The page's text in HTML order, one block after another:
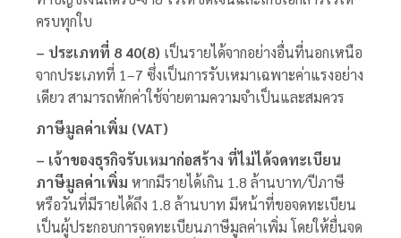
ครบทุกใบ
– ประเภทที่ 8 40(8) เป็นรายได้จากอย่างอื่นที่นอกเหนือ
จากประเภทที่ 1–7 ซึ่งเป็นการรับเหมาเฉพาะค่าแรงอย่าง
เดียว สามารถหักค่าใช้จ่ายตามความจำเป็นและสมควร
ภาษีมูลค่าเพิ่ม (VAT)
– เจ้าของธุรกิจรับเหมาก่อสร้าง ที่ไม่ได้จดทะเบียน
ภาษีมูลค่าเพิ่ม หากมีรายได้เกิน 1.8 ล้านบาท/ปีภาษี
หรือวันที่มีรายได้ถึง 1.8 ล้านบาท มีหน้าที่ขอจดทะเบียน
เป็นผู้ประกอบการจดทะเบียนภาษีมูลค่าเพิ่ม โดยให้ยื่นจด